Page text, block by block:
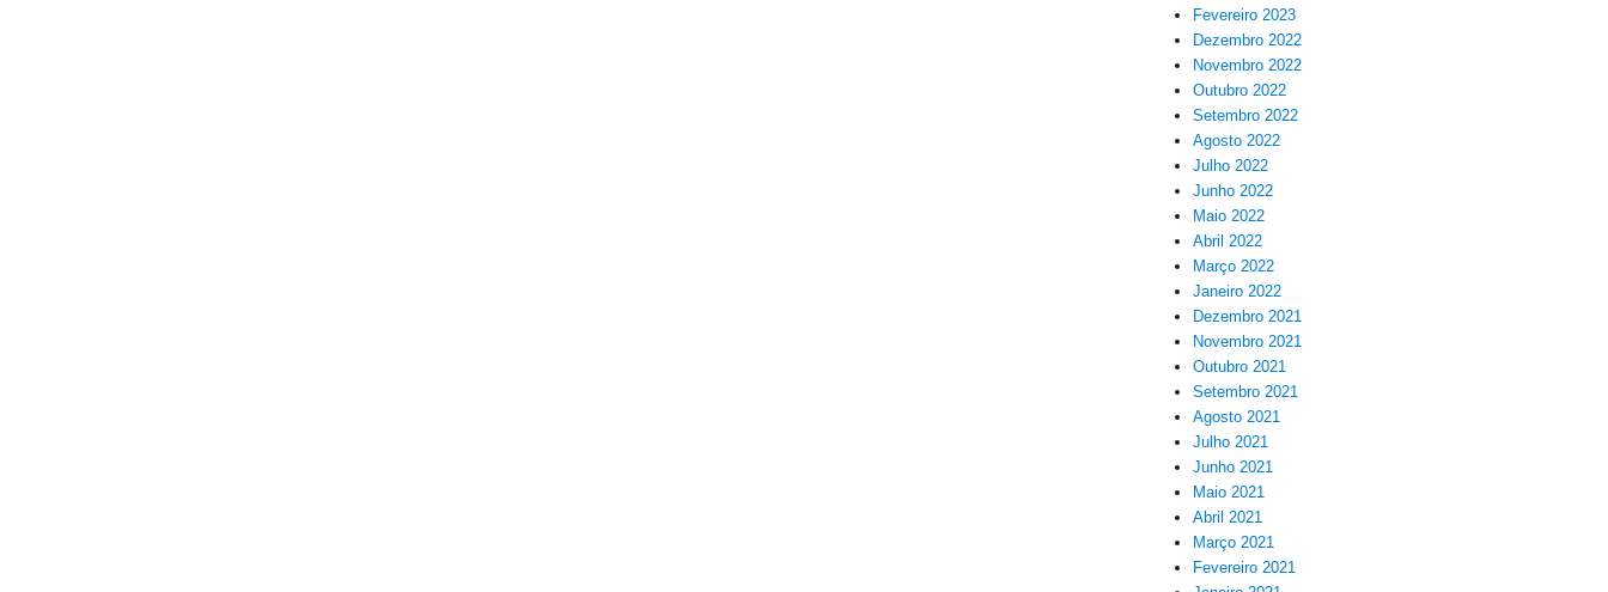
Fevereiro 2023
Dezembro 2022
Novembro 2022
Outubro 2022
Setembro 2022
Agosto 2022
Julho 2022
Junho 2022
Maio 2022
Abril 2022
Março 2022
Janeiro 2022
Dezembro 2021
Novembro 2021
Outubro 2021
Setembro 2021
Agosto 2021
Julho 2021
Junho 2021
Maio 2021
Abril 2021
Março 2021
Fevereiro 2021